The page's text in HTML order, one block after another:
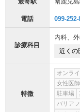
電話 099-252-
診療科目
内科、
近くの
特徴
オンラ
女性医師
駐車場
バリア